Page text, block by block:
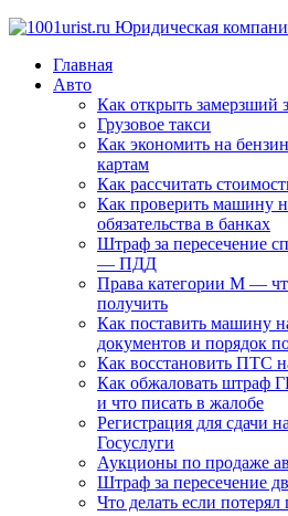
Главная
Авто
Как открыть замерзший
Грузовое такси
Как экономить на
картам
Как рассчитать
Как проверить машину
обязательства в банках
Штраф за пересечение
— ПДД
Права категории М —
получить
Как поставить машину
документов и порядок
Как восстановить ПТС
Как обжаловать штраф
и что писать в жалобе
Регистрация для сдачи
Госуслуги
Аукционы по продаже
Штраф за пересечение
Что делать если